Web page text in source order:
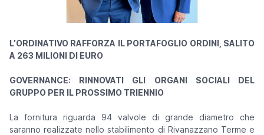
L’ORDINATIVO RAFFORZA IL PORTAFOGLIO ORDINI, SALITO
A 263 MILIONI DI EURO
GOVERNANCE: RINNOVATI GLI ORGANI SOCIALI DEL
GRUPPO PER IL PROSSIMO TRIENNIO
La fornitura riguarda 94 valvole di grande diametro che
saranno realizzate nello stabilimento di Rivanazzano Terme e